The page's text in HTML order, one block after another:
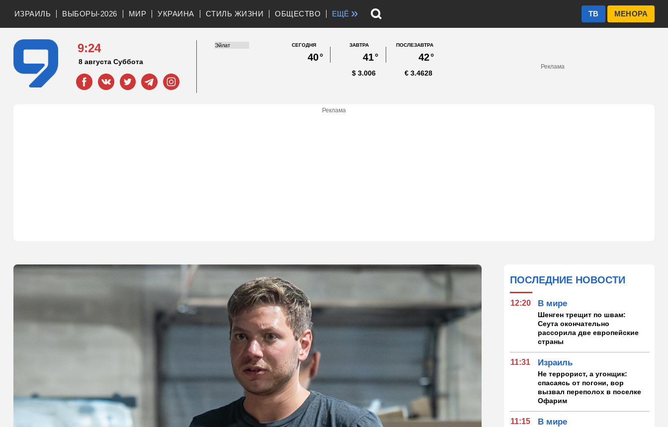
ИЗРАИЛЬ ВЫБОРЫ-2026 МИР УКРАИНА СТИЛЬ ЖИЗНИ ОБЩЕСТВО ЕЩЁ » МЕНОРА
ТВ
9:24
8 августа Суббота
СЕГОДНЯ
40°
ЗАВТРА
41°
ПОСЛЕЗАВТРА
42°
3.006
$ 3.4628
€
Реклама
Реклама
ПОСЛЕДНИЕ НОВОСТИ
12:20 В мире
Шенген трещит по швам:
Сеута окончательно
рассорила две европейские
страны
11:31 Израиль
Не террорист, а угонщик:
спасаясь от погони, вор
вызвал переполох в поселке
Офарим
11:15 В мире